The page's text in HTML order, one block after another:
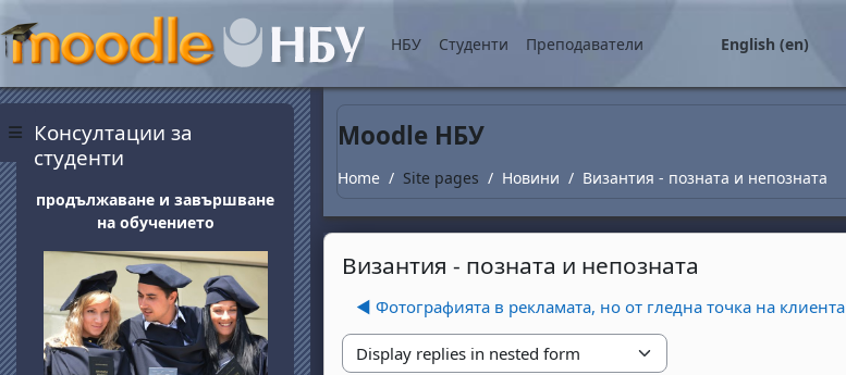
Side panel
НБУ Студенти Преподаватели English ‎(en)‎
Moodle НБУ
Home Site pages Новини Византия - позната и непозната
Византия - позната и непозната
◀︎ Фотографията в рекламата, но от гледна точка на клиента
Display mode
Blocks
Консултации за
студенти
продължаване и завършване
на обучението